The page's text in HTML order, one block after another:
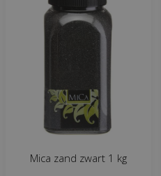
Mica zand zwart 1 kg